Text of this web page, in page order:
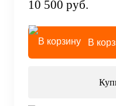
10 500 руб.
В